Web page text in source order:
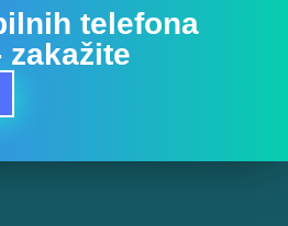
telefona
zakažite